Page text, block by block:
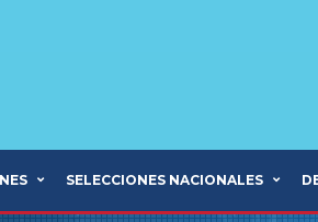
SELECCIONES NACIONALES